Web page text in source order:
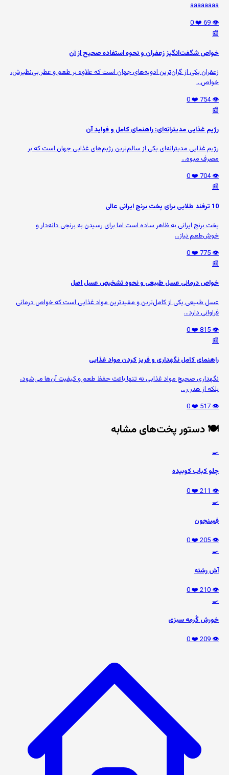
aaaaaaaa
👁️ 69
❤️ 0
📰
خواص شگفت‌انگیز زعفران و نحوه استفاده صحیح از آن
زعفران یکی از گران‌ترین ادویه‌های جهان است که علاوه بر طعم و عطر بی‌نظیرش،
خواص...
👁️ 754
❤️ 0
📰
رژیم غذایی مدیترانه‌ای: راهنمای کامل و فواید آن
رژیم غذایی مدیترانه‌ای یکی از سالم‌ترین رژیم‌های غذایی جهان است که بر
مصرف میوه‌...
👁️ 704
❤️ 0
📰
10 ترفند طلایی برای پخت برنج ایرانی عالی
پخت برنج ایرانی به ظاهر ساده است اما برای رسیدن به برنجی دانه‌دار و
خوش‌طعم نیاز...
👁️ 775
❤️ 0
📰
خواص درمانی عسل طبیعی و نحوه تشخیص عسل اصل
عسل طبیعی یکی از کامل‌ترین و مفیدترین مواد غذایی است که خواص درمانی
فراوانی دارد...
👁️ 815
❤️ 0
📰
راهنمای کامل نگهداری و فریز کردن مواد غذایی
نگهداری صحیح مواد غذایی نه تنها باعث حفظ طعم و کیفیت آن‌ها می‌شود،
بلکه از هدر ر...
👁️ 517
❤️ 0
🍽️ دستور پخت‌های مشابه
🍳
چلو کباب کوبیده
👁️ 211
❤️ 0
🍳
فِسِنجون
👁️ 205
❤️ 0
🍳
آش رشته
👁️ 210
❤️ 0
🍳
خورش گُرمه سبزی
👁️ 209
❤️ 0